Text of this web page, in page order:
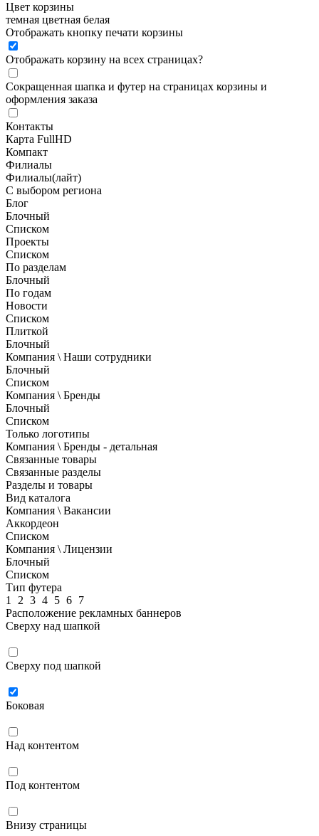
Цвет корзины
темная цветная белая
Отображать кнопку печати корзины
Отображать корзину на всех страницах?
Сокращенная шапка и футер на страницах корзины и
оформления заказа
Контакты
Карта FullHD
Компакт
Филиалы
Филиалы(лайт)
С выбором региона
Блог
Блочный
Списком
Проекты
Списком
По разделам
Блочный
По годам
Новости
Списком
Плиткой
Блочный
Компания \ Наши сотрудники
Блочный
Списком
Компания \ Бренды
Блочный
Списком
Только логотипы
Компания \ Бренды - детальная
Связанные товары
Связанные разделы
Разделы и товары
Вид каталога
Компания \ Вакансии
Аккордеон
Списком
Компания \ Лицензии
Блочный
Списком
Тип футера
1
2 3 4 5 6 7
Расположение рекламных баннеров
Сверху над шапкой
Сверху под шапкой
Боковая
Над контентом
Под контентом
Внизу страницы